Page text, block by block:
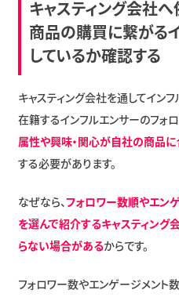
キャスティング会社
商品の購買に繋がる
しているか確認する
キャスティング会社を通してイン
在籍するインフルエンサーのフォ
属性や興味・関心が自社の商品
する必要があります。
なぜなら、フォロワー数順やエン
を選んで紹介するキャスティング
らない場合があるからです。
フォロワー数やエンゲージメント